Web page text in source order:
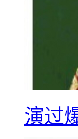
演过